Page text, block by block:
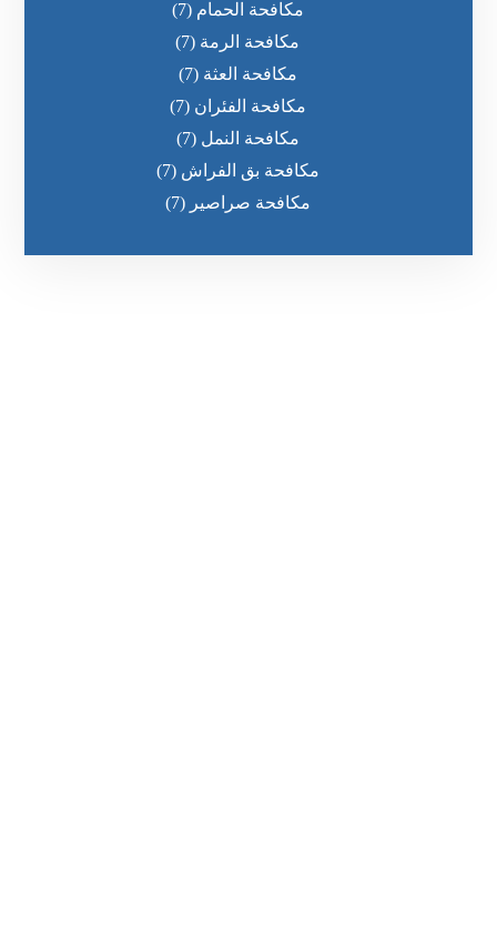
مكافحة الحمام (7)
مكافحة الرمة (7)
مكافحة العثة (7)
مكافحة الفئران (7)
مكافحة النمل (7)
مكافحة بق الفراش (7)
مكافحة صراصير (7)